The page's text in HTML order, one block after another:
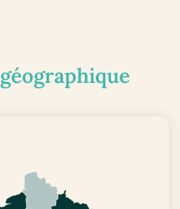
géographique